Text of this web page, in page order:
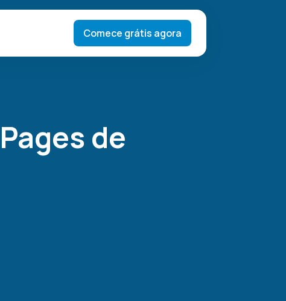
Comece grátis agora
de